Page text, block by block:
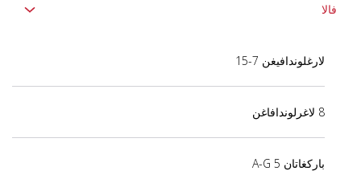
فالا
لارغلوندافيغن 7-15
8 لاغرلوندافاغن
باركغاتان 5 A-G